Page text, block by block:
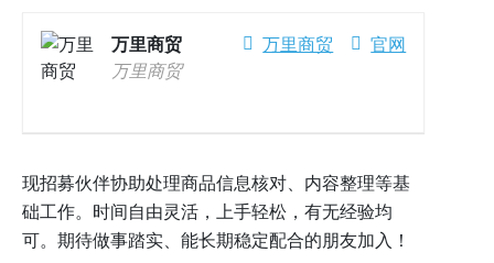
官网
万里商贸
万里商贸
万里商贸
现招募伙伴协助处理商品信息核对、内容整理等基
础工作。时间自由灵活，上手轻松，有无经验均
可。期待做事踏实、能长期稳定配合的朋友加入！